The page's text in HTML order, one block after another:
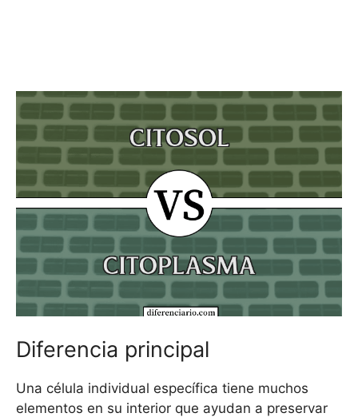
Diferencia principal
Una célula individual específica tiene muchos
elementos en su interior que ayudan a preservar